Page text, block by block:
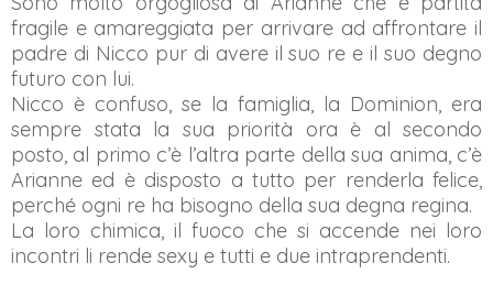
fragile e amareggiata per arrivare ad affrontare il
padre di Nicco pur di avere il suo re e il suo degno
futuro con lui.
Nicco è confuso, se la famiglia, la Dominion, era
sempre stata la sua priorità ora è al secondo
posto, al primo c’è l’altra parte della sua anima, c’è
Arianne ed è disposto a tutto per renderla felice,
perché ogni re ha bisogno della sua degna regina.
La loro chimica, il fuoco che si accende nei loro
incontri li rende sexy e tutti e due intraprendenti.